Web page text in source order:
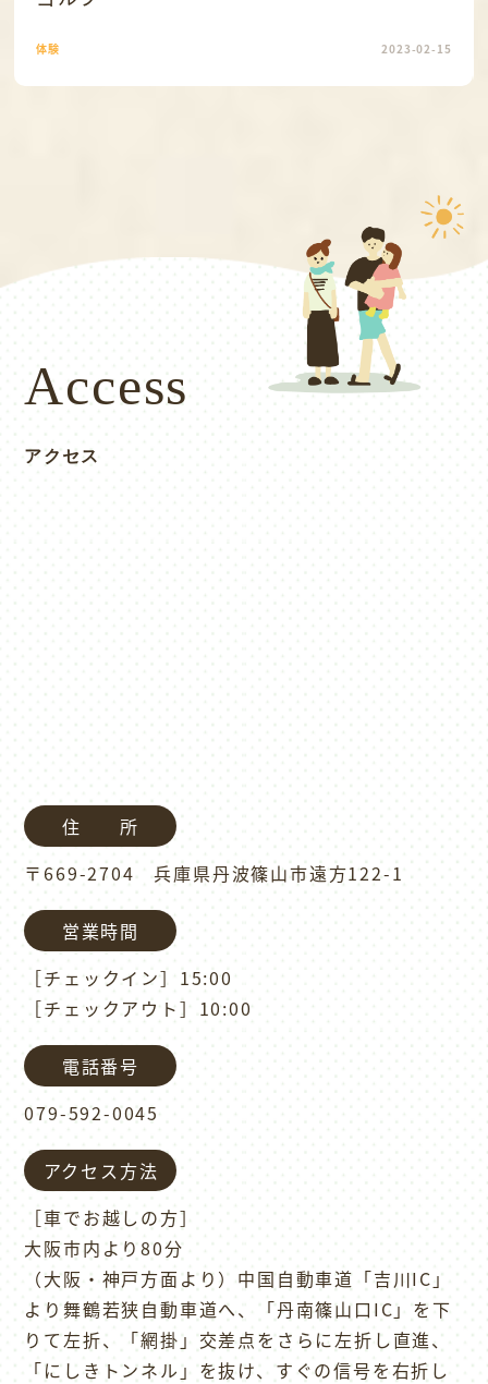
体験 2023-02-15
Access
アクセス
住 所
〒669-2704 兵庫県丹波篠山市遠方122-1
営業時間
［チェックイン］15:00
［チェックアウト］10:00
電話番号
079-592-0045
アクセス方法
［車でお越しの方］
大阪市内より80分
（大阪・神戸方面より）中国自動車道「吉川IC」
より舞鶴若狭自動車道へ、「丹南篠山口IC」を下
りて左折、「網掛」交差点をさらに左折し直進、
「にしきトンネル」を抜け、すぐの信号を右折し